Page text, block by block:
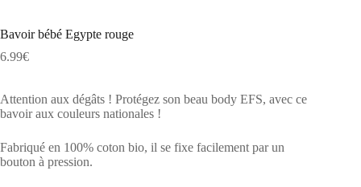
Bavoir bébé Egypte rouge
6.99€
Attention aux dégâts ! Protégez son beau body EFS, avec ce
bavoir aux couleurs nationales !
Fabriqué en 100% coton bio, il se fixe facilement par un
bouton à pression.